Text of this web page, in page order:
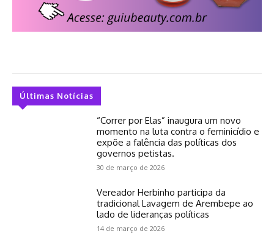
Últimas Notícias
“Correr por Elas” inaugura um novo
momento na luta contra o feminicídio e
expõe a falência das políticas dos
governos petistas.
30 de março de 2026
Vereador Herbinho participa da
tradicional Lavagem de Arembepe ao
lado de lideranças políticas
14 de março de 2026